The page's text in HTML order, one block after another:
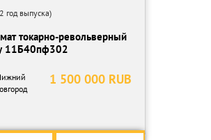
год выпуска)
токарно-револьверный
11Б40пф302
1 500 000 RUB